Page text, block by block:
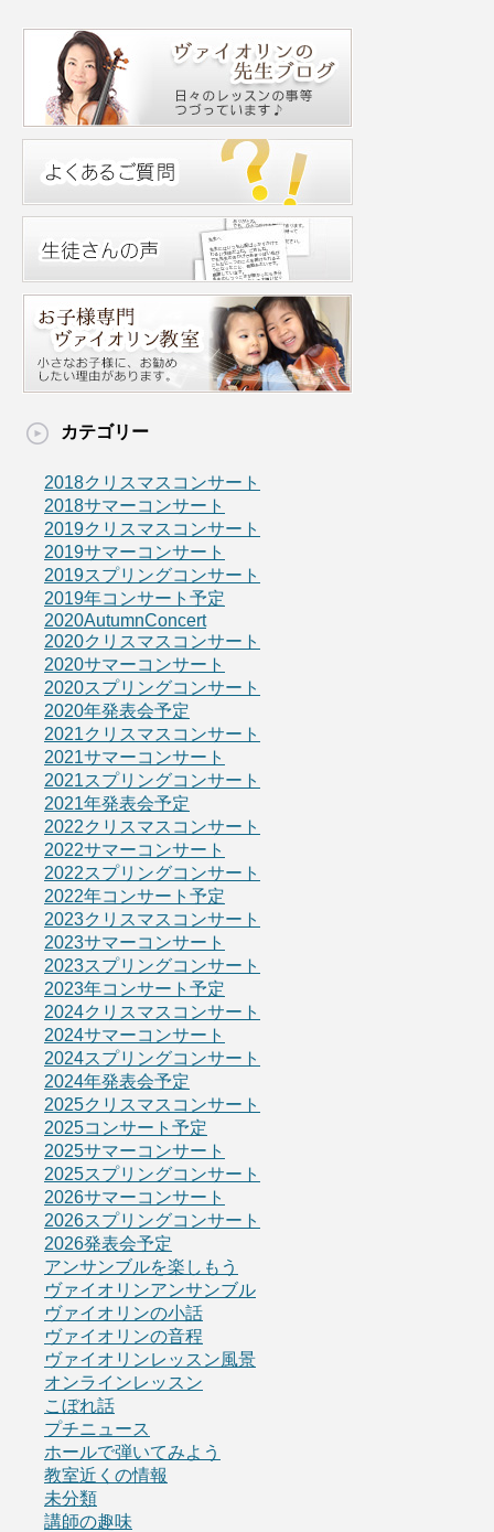
カテゴリー
2018クリスマスコンサート
2018サマーコンサート
2019クリスマスコンサート
2019サマーコンサート
2019スプリングコンサート
2019年コンサート予定
2020AutumnConcert
2020クリスマスコンサート
2020サマーコンサート
2020スプリングコンサート
2020年発表会予定
2021クリスマスコンサート
2021サマーコンサート
2021スプリングコンサート
2021年発表会予定
2022クリスマスコンサート
2022サマーコンサート
2022スプリングコンサート
2022年コンサート予定
2023クリスマスコンサート
2023サマーコンサート
2023スプリングコンサート
2023年コンサート予定
2024クリスマスコンサート
2024サマーコンサート
2024スプリングコンサート
2024年発表会予定
2025クリスマスコンサート
2025コンサート予定
2025サマーコンサート
2025スプリングコンサート
2026サマーコンサート
2026スプリングコンサート
2026発表会予定
アンサンブルを楽しもう
ヴァイオリンアンサンブル
ヴァイオリンの小話
ヴァイオリンの音程
ヴァイオリンレッスン風景
オンラインレッスン
こぼれ話
プチニュース
ホールで弾いてみよう
教室近くの情報
未分類
講師の趣味